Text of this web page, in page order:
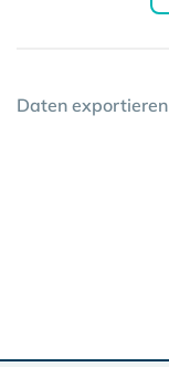
Daten exportieren